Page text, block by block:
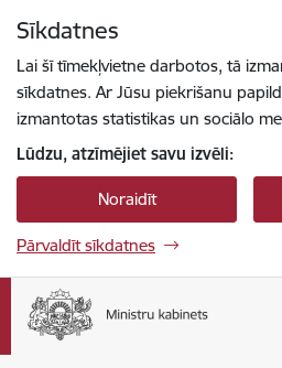
Sīkdatnes
Lai šī tīmekļvietne darbotos, tā
sīkdatnes. Ar Jūsu piekrišanu
izmantotas statistikas un sociālo
Lūdzu, atzīmējiet savu izvēli:
Noraidīt
Pārvaldīt sīkdatnes